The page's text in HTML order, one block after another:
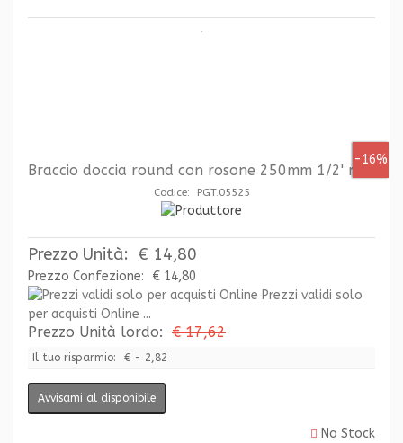
-16%
Braccio doccia round con rosone 250mm 1/2' m
Codice: PGT.05525
Prezzo Unità: € 14,80
Prezzo Confezione:
€ 14,80
Prezzi validi solo
per acquisti Online ...
Prezzo Unità lordo: € 17,62
Il tuo risparmio: € - 2,82
Avvisami al disponibile
No Stock